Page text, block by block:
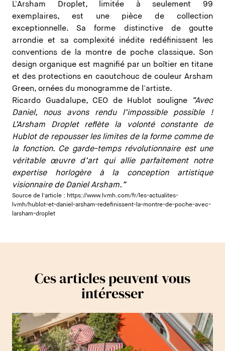
L'Arsham Droplet, limitée à seulement 99
exemplaires, est une pièce de collection
exceptionnelle. Sa forme distinctive de goutte
arrondie et sa complexité inédite redéfinissent les
conventions de la montre de poche classique. Son
design organique est magnifié par un boîtier en titane
et des protections en caoutchouc de couleur Arsham
Green, ornées du monogramme de l'artiste.
Ricardo Guadalupe, CEO de Hublot souligne
“Avec
Daniel, nous avons rendu l’impossible possible !
L’Arsham Droplet reflète la volonté constante de
Hublot de repousser les limites de la forme comme de
la fonction. Ce garde-temps révolutionnaire est une
véritable œuvre d’art qui allie parfaitement notre
expertise horlogère à la conception artistique
visionnaire de Daniel Arsham.”
Source de l'article : https://www.lvmh.com/fr/les-actualites-
lvmh/hublot-et-daniel-arsham-redefinissent-la-montre-de-poche-avec-
larsham-droplet
Ces articles peuvent vous
intéresser